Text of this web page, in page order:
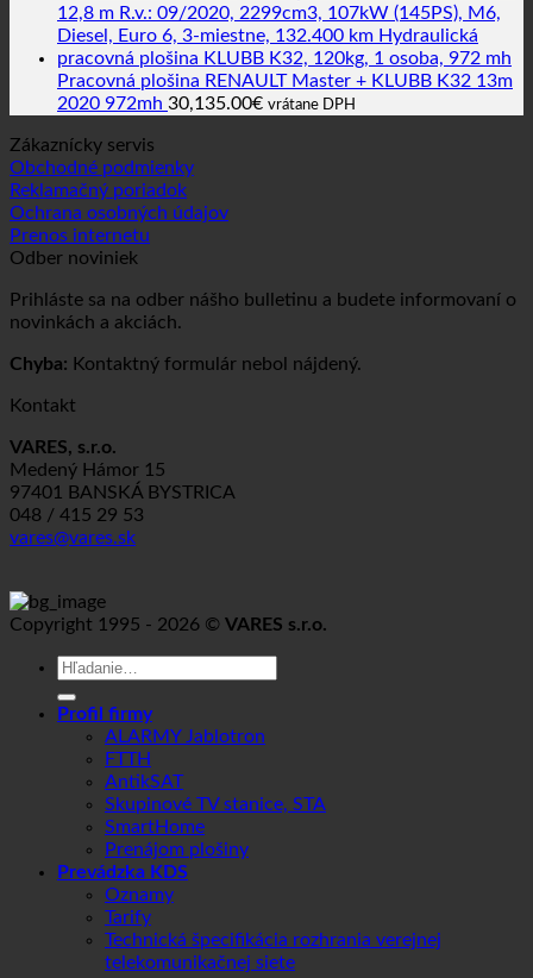
Pracovná plošina RENAULT Master + KLUBB K32 13m
2020 972mh 30,135.00€ vrátane DPH
Zákaznícky servis
Obchodné podmienky
Reklamačný poriadok
Ochrana osobných údajov
Prenos internetu
Odber noviniek
Prihláste sa na odber nášho bulletinu a budete informovaní o
novinkách a akciách.
Chyba: Kontaktný formulár nebol nájdený.
Kontakt
VARES, s.r.o.
Medený Hámor 15
97401 BANSKÁ BYSTRICA
048 / 415 29 53
vares@vares.sk
Copyright 1995 - 2026 © VARES s.r.o.
Hľadať:
Profil firmy
ALARMY Jablotron
FTTH
AntikSAT
Skupinové TV stanice, STA
SmartHome
Prenájom plošiny
Prevádzka KDS
Oznamy
Tarify
Technická špecifikácia rozhrania verejnej
telekomunikačnej siete